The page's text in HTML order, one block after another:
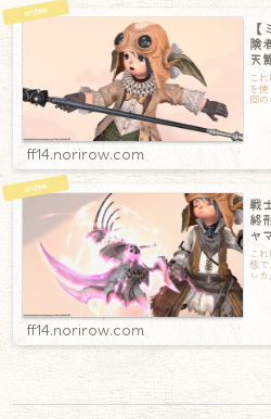
険
天
こ
を
回
ff14.norirow.com
戦
終
ャ
こ
態
レ
ff14.norirow.com